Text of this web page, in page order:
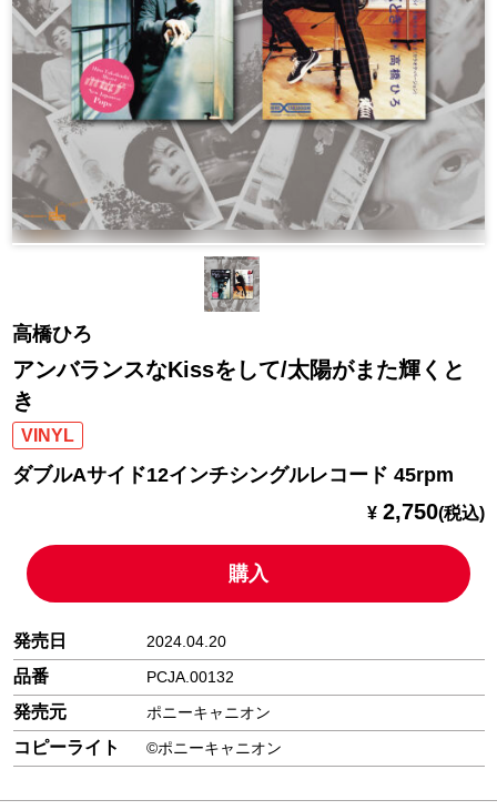
高橋ひろ
アンバランスなKissをして/太陽がまた輝くと
き
VINYL
ダブルAサイド12インチシングルレコード 45rpm
¥ 2,750(税込)
購入
発売日 2024.04.20
品番 PCJA.00132
発売元 ポニーキャニオン
コピーライト ©ポニーキャニオン